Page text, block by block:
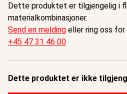
Dette produktet er tilgjengelig i
materialkombinasjoner.
Send en melding eller ring oss
+45 47 31 46 00
Dette produktet er ikke